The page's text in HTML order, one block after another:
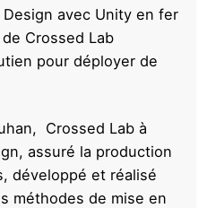
avec Unity en fer
Crossed Lab
pour déployer de
Crossed Lab à
assuré la production
développé et réalisé
méthodes de mise en